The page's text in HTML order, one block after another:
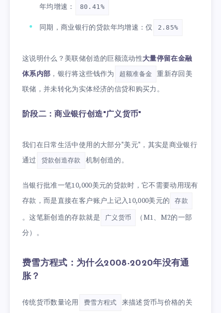
年均增速：
80.41%
同期，商业银行的贷款年均增速：仅 2.85%
这说明什么？美联储创造的巨额流动性大量停留在金融
体系内部 ，银行将这些钱作为 超额准备金
重新存回美
联储，并未转化为实体经济的信贷和购买力。
阶段二：商业银行创造"广义货币"
我们在日常生活中使用的大部分"美元"，其实是商业银行
通过
贷款创造存款 机制创造的。
当银行批准一笔10,000美元的贷款时，它不需要动用现有
存款，而是直接在客户账户上记入10,000美元的
存款
。这笔新创造的存款就是 广义货币
（M1、M2的一部
分）。
费雪方程式：为什么2008-2020年没有通
胀？
传统货币数量论用 费雪方程式
来描述货币与价格的关